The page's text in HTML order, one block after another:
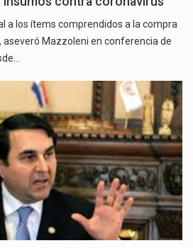
a los ítems comprendidos a la compra
aseveró Mazzoleni en conferencia de